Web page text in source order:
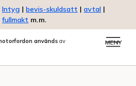
Intyg | bevis-skuldsatt | avtal |
fullmakt m.m.
används av
MENY